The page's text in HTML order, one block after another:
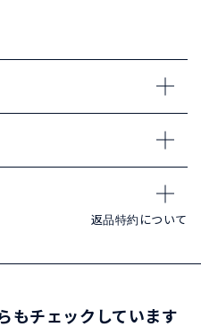
返品特約について
もチェックしています